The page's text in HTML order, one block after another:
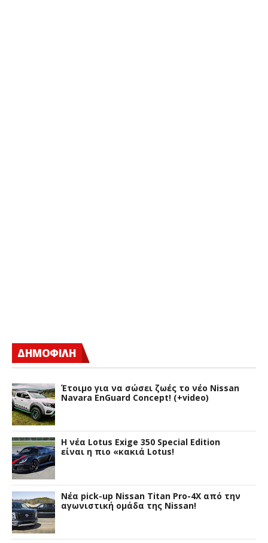
ΔΗΜΟΦΙΛΗ
Έτοιμο για να σώσει ζωές το νέο Nissan
Navara EnGuard Concept! (+video)
H νέα Lotus Exige 350 Special Edition
είναι η πιο «κακιά Lotus!
Νέα pick-up Nissan Titan Pro-4X από την
αγωνιστική ομάδα της Nissan!